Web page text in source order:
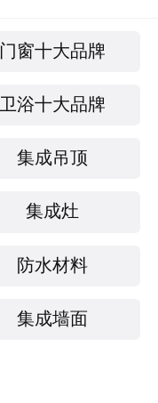
品质于细节之处
作到最后成品门
门赖以生存的基
售、客户服务、
面的优势资源，
全国门店布局，
门窗十大品牌
卫浴十大品牌
集成吊顶
集成灶
防水材料
集成墙面